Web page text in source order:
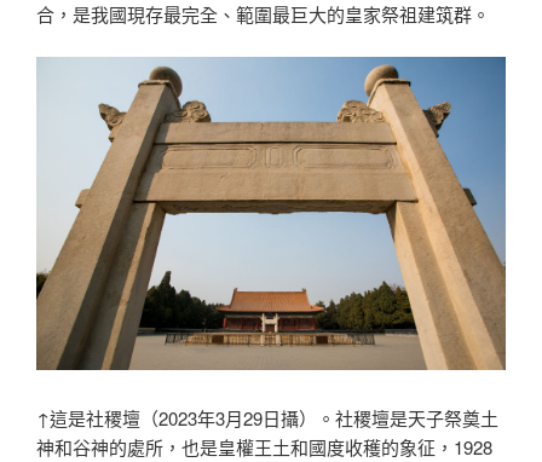
合，是我國現存最完全、範圍最巨大的皇家祭祖建筑群。
↑這是社稷壇（2023年3月29日攝）。社稷壇是天子祭奠土
神和谷神的處所，也是皇權王土和國度收穫的象征，1928